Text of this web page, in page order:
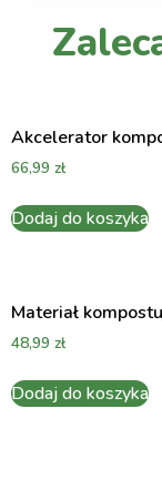
Akcelerator
66,99 zł
Dodaj do koszyka
Materiał
48,99 zł
Dodaj do koszyka